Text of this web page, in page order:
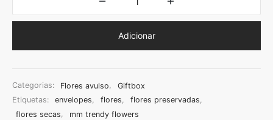
Adicionar
Categorias: Flores avulso,
Giftbox
Etiquetas:
envelopes, flores, flores preservadas,
flores secas, mm trendy flowers